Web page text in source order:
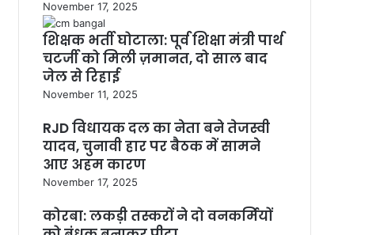
November 17, 2025
शिक्षक भर्ती घोटाला: पूर्व शिक्षा मंत्री पार्थ
चटर्जी को मिली ज़मानत, दो साल बाद
जेल से रिहाई
November 11, 2025
RJD विधायक दल का नेता बने तेजस्वी
यादव, चुनावी हार पर बैठक में सामने
आए अहम कारण
November 17, 2025
कोरबा: लकड़ी तस्करों ने दो वनकर्मियों